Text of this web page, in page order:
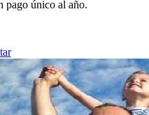
pago único al año.